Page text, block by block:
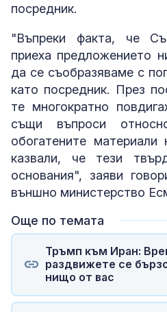
посредник.
"Въпреки факта, че
приеха предложението
да се съобразяваме с
като посредник. През
те многократно
същи въпроси
обогатените
казвали, че тези
основания", заяви
външно министерство
Още по темата
Тръмп към Иран:
раздвижете се
нищо от вас